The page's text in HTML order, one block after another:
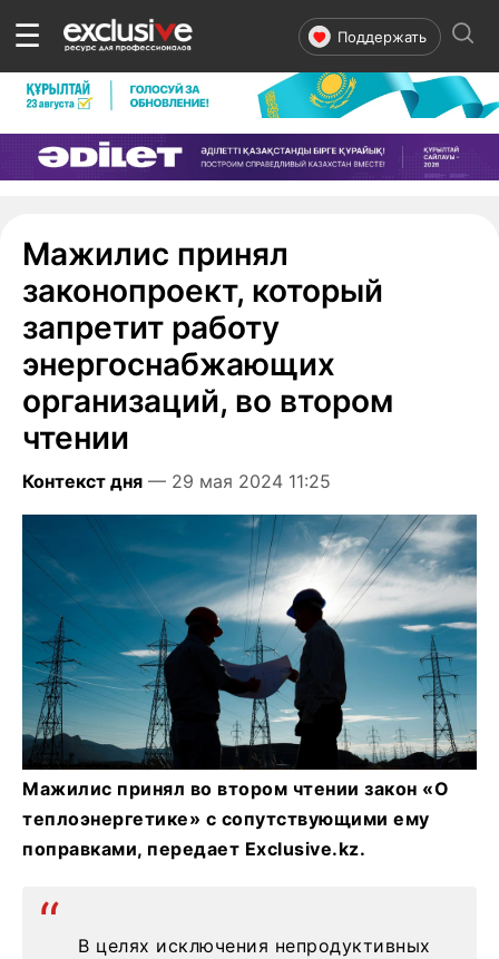
☰ Поддержать
Мажилис принял
законопроект, который
запретит работу
энергоснабжающих
организаций, во втором
чтении
Контекст дня — 29 мая 2024 11:25
Мажилис принял во втором чтении закон «О
теплоэнергетике» с сопутствующими ему
поправками, передает Exclusive.kz.
В целях исключения непродуктивных